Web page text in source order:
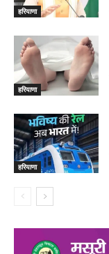
हरियाणा
हरियाणा
हरियाणा